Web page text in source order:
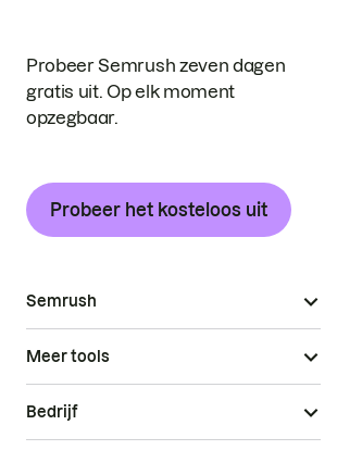
Probeer Semrush zeven dagen
gratis uit. Op elk moment
opzegbaar.
Probeer het kosteloos uit
Semrush
Meer tools
Bedrijf